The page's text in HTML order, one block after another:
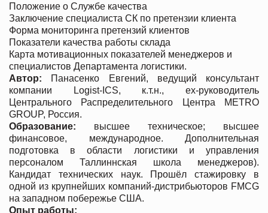
Положение о Службе качества
Заключение специалиста СК по претензии клиента
Форма мониторинга претензий клиентов
Показатели качества работы склада
Карта мотивационных показателей менеджеров и
специалистов Департамента логистики.
Автор: Панасенко Евгений, ведущий консультант
компании Logist-ICS, к.т.н., ex-руководитель
Центрального Распределительного Центра METRO
GROUP, Россия.
Образование: высшее техническое; высшее
финансовое, международное. Дополнительная
подготовка в области логистики и управления
персоналом Таллиннская школа менеджеров).
Кандидат технических наук. Прошёл стажировку в
одной из крупнейших компаний-дистрибьюторов FMСG
на западном побережье США.
Опыт работы: